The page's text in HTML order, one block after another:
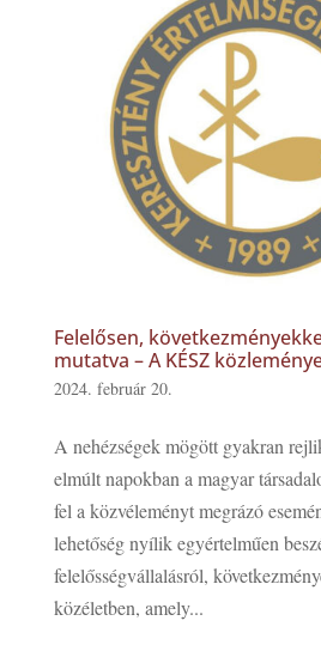
Felelősen,
mutatva – A KÉSZ
2024. február 20.
A nehézségek mögött gyakran
elmúlt napokban a magyar
fel a közvéleményt megrázó
lehetőség nyílik egyértelműen
felelősségvállalásról,
közéletben, amely...